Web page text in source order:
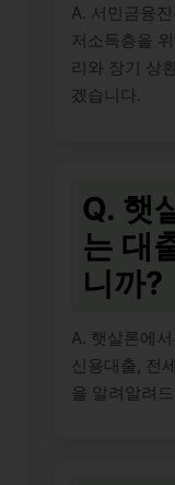
A. 서민금융
저소득층을
리와 장기 상
겠습니다.
Q. 햇
는 대
니까?
A. 햇살론에
신용대출, 전
을 알려알려